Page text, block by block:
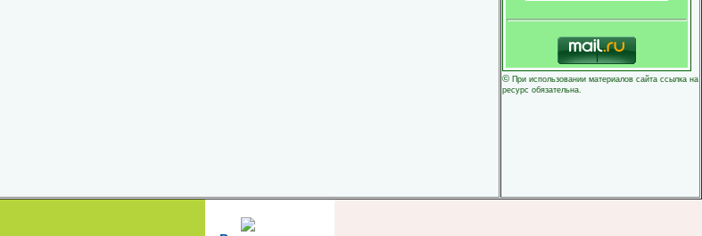
© При использовании материалов сайта ссылка на
ресурс обязательна.